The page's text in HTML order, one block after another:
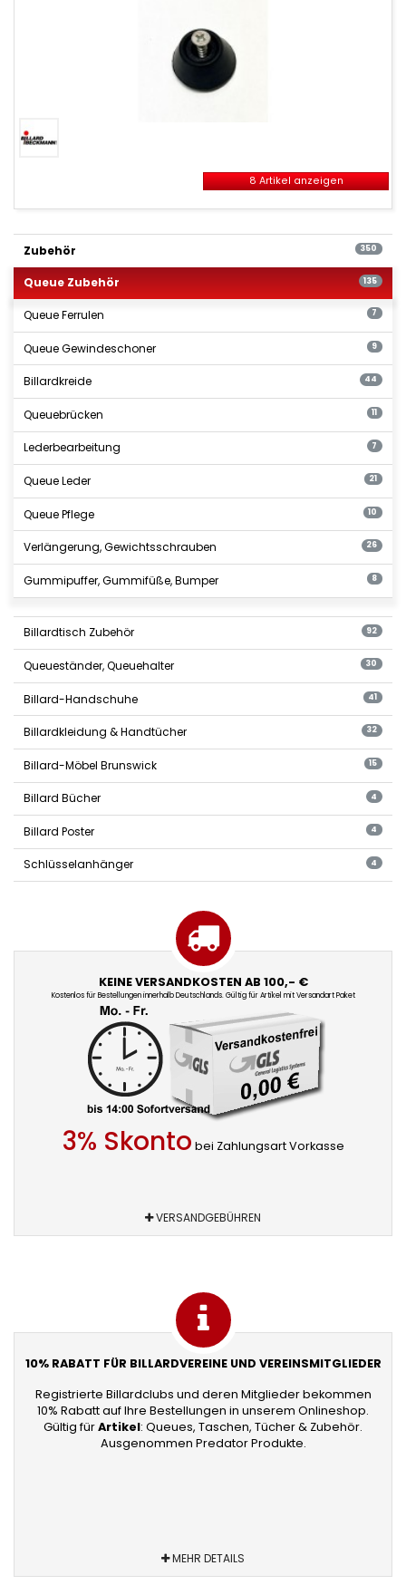
8 Artikel anzeigen
Queue
Zubehör
Zubehör 350
Queue Zubehör 135
Queue Ferrulen 7
Queue Gewindeschoner 9
Billardkreide 44
Queuebrücken 11
Lederbearbeitung 7
Queue Leder 21
Queue Pflege 10
Verlängerung, Gewichtsschrauben 26
Gummipuffer, Gummifüße, Bumper 8
Billardtisch Zubehör 92
Queueständer, Queuehalter 30
Billard-Handschuhe 41
Billardkleidung & Handtücher 32
Billard-Möbel Brunswick 15
Billard Bücher 4
Billard Poster 4
Schlüsselanhänger 4
KEINE VERSANDKOSTEN AB 100,- €
Kostenlos für Bestellungen innerhalb Deutschlands. Gültig für Artikel mit Versandart Paket
3% Skonto bei Zahlungsart Vorkasse
VERSANDGEBÜHREN
10% RABATT FÜR BILLARDVEREINE UND VEREINSMITGLIEDER
Registrierte Billardclubs und deren Mitglieder bekommen
10% Rabatt auf Ihre Bestellungen in unserem Onlineshop.
Gültig fürArtikel: Queues, Taschen, Tücher & Zubehör.
Ausgenommen Predator Produkte.
MEHR DETAILS